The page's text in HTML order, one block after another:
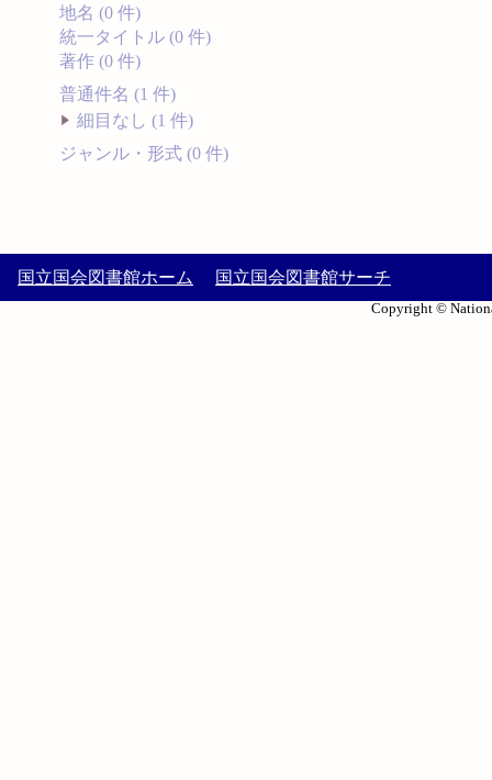
地名 (0 件)
統一タイトル (0 件)
著作 (0 件)
普通件名 (1 件)
細目なし (1 件)
ジャンル・形式 (0 件)
国立国会図書館ホーム 国立国会図書館サーチ
Copyright ©